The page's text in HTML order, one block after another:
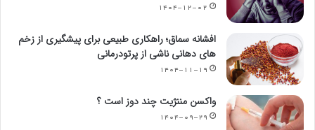
۱۴۰۴-۱۲-۰۲
افشانه سماق؛ راهکاری طبیعی برای پیشگیری از زخم
های دهانی ناشی از پرتودرمانی
۱۴۰۴-۱۱-۱۹
واکسن مننژیت چند دوز است ؟
۱۴۰۴-۰۹-۲۹